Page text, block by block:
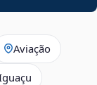
Aviação